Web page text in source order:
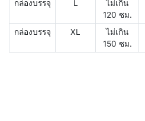
กล่องบรรจุ L
ไม่เกิน
120 ซม.
กล่องบรรจุ XL
ไม่เกิน
150 ซม.